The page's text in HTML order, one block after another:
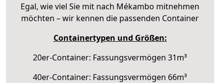
Egal, wie viel Sie mit nach Mékambo mitnehmen
möchten – wir kennen die passenden Container
Containertypen und Größen:
20er-Container: Fassungsvermögen 31m³
40er-Container: Fassungsvermögen 66m³